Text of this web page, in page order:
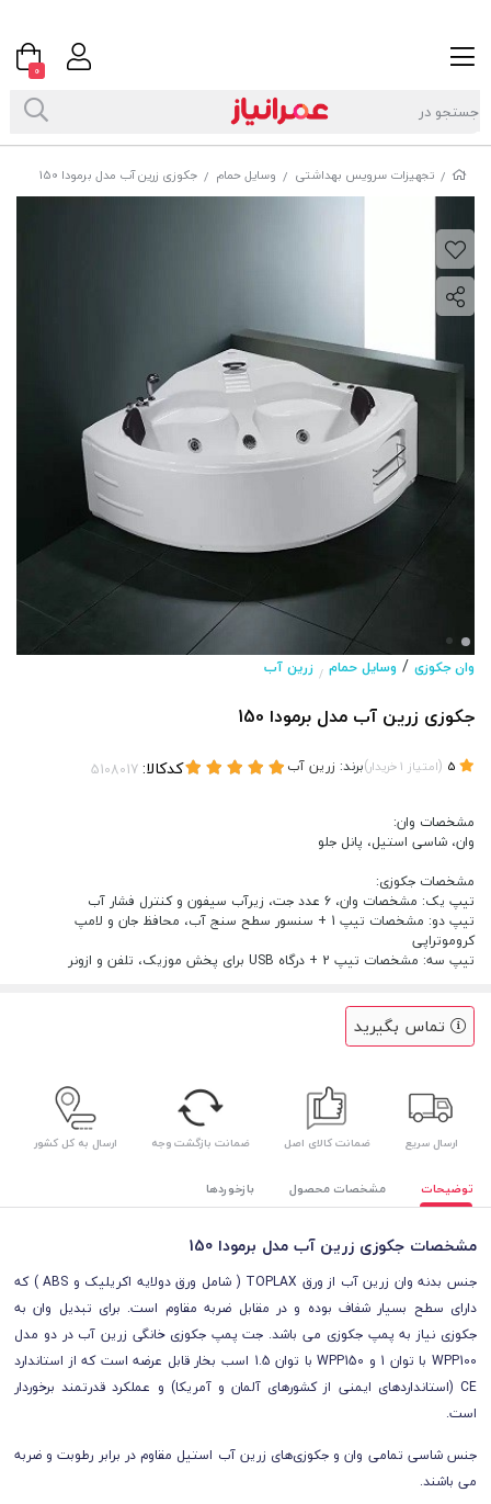
/ تجهیزات سرویس بهداشتی / وسایل حمام / جکوزی زرین آب مدل برمودا 150
وان جکوزی / وسایل حمام / زرین آب
جکوزی زرین آب مدل برمودا 150
(امتیاز 1خریدار)برند: زرین آب کدکالا:
مشخصات وان:
وان، شاسی استیل، پانل جلو
مشخصات جکوزی:
تیپ یک: مشخصات وان، 6 عدد جت، زیرآب سیفون و کنترل فشار آب
تیپ دو: مشخصات تیپ 1 + سنسور سطح سنج آب، محافظ جان و لامپ
کروموتراپی
تیپ سه: مشخصات تیپ 2 + درگاه USB برای پخش موزیک، تلفن و ازونر
تماس بگیرید
ارسال سریع ضمانت کالای اصل ضمانت بازگشت وجه ارسال به کل کشور
توضیحات مشخصات محصول بازخوردها
مشخصات جکوزی زرین آب مدل برمودا 150
جنس بدنه وان زرین آب از ورق TOPLAX ( شامل ورق دولایه اکریلیک و ABS ) که
دارای سطح بسیار شفاف بوده و در مقابل ضربه مقاوم است. برای تبدیل وان به
جکوزی نیاز به پمپ جکوزی می باشد. جت پمپ جکوزی خانگی زرین آب در دو مدل
WPP100 با توان 1 و WPP150 با توان 1.5 اسب بخار قابل عرضه است که از استاندارد
CE (استانداردهای ایمنی از کشورهای آلمان و آمریکا) و عملکرد قدرتمند برخوردار
است.
جنس شاسی تمامی وان‌ و جکوزی‌های زرین آب استیل مقاوم در برابر رطوبت و ضربه
می باشند.
0